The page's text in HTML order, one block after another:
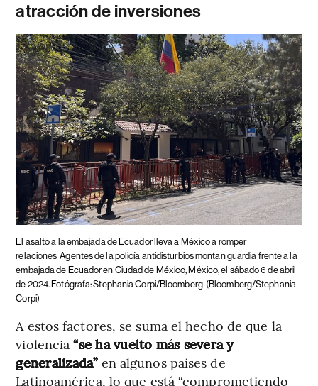
atracción de inversiones
El asalto a la embajada de Ecuador lleva a México a romper
relaciones Agentes de la policía antidisturbios montan guardia frente a la
embajada de Ecuador en Ciudad de México, México, el sábado 6 de abril
de 2024. Fotógrafa: Stephania Corpi/Bloomberg (Bloomberg/Stephania
Corpi)
A estos factores, se suma el hecho de que la
violencia“se ha vuelto más severa y
generalizada”en algunos países de
Latinoamérica, lo que está “comprometiendo